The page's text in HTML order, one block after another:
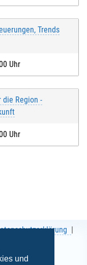
und
Trends
Uhr
die Region -
Uhr